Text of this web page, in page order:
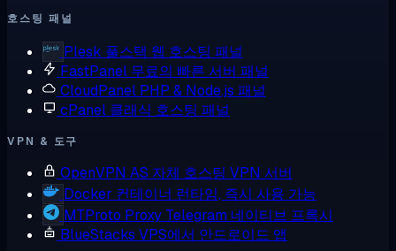
호스팅 패널
Plesk 풀스택 웹 호스팅 패널
FastPanel 무료의 빠른 서버 패널
CloudPanel PHP & Node.js 패널
cPanel 클래식 호스팅 패널
VPN & 도구
OpenVPN AS 자체 호스팅 VPN 서버
Docker 컨테이너 런타임, 즉시 사용 가능
MTProto Proxy Telegram 네이티브 프록시
BlueStacks VPS에서 안드로이드 앱